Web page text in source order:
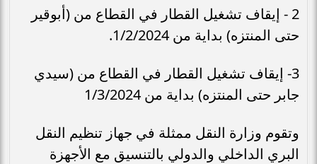
2 - إيقاف تشغيل القطار في القطاع من (أبوقير
حتى المنتزه) بداية من 1/2/2024.
3- إيقاف تشغيل القطار في القطاع من (سيدي
جابر حتى المنتزه) بداية من 1/3/2024
وتقوم وزارة النقل ممثلة في جهاز تنظيم النقل
البري الداخلي والدولي بالتنسيق مع الأجهزة